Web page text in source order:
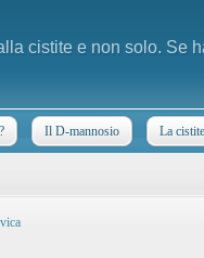
cistite e non solo. Se
Il D-mannosio La